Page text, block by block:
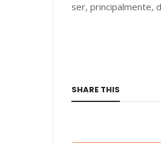
ser, principalmente,
SHARE THIS